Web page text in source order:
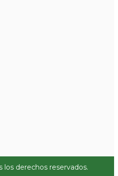
los derechos reservados.